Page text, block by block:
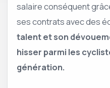
salaire conséquent
ses contrats avec des
talent et son
hisser parmi les
génération.